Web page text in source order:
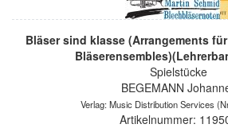
Bläser sind klasse (Arrangements
Spielstücke
BEGEMANN
Verlag: Music Distribution Services
Artikelnummer: